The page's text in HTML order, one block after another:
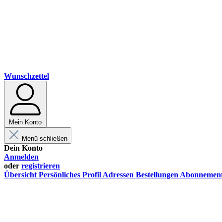
Wunschzettel
Mein Konto
Menü schließen
Dein Konto
Anmelden
oder registrieren
Übersicht Persönliches Profil Adressen Bestellungen